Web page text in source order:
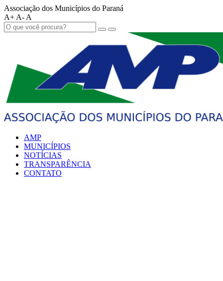
Associação dos Municípios do Paraná
A+ A- A
AMP
MUNICÍPIOS
NOTÍCIAS
TRANSPARÊNCIA
CONTATO